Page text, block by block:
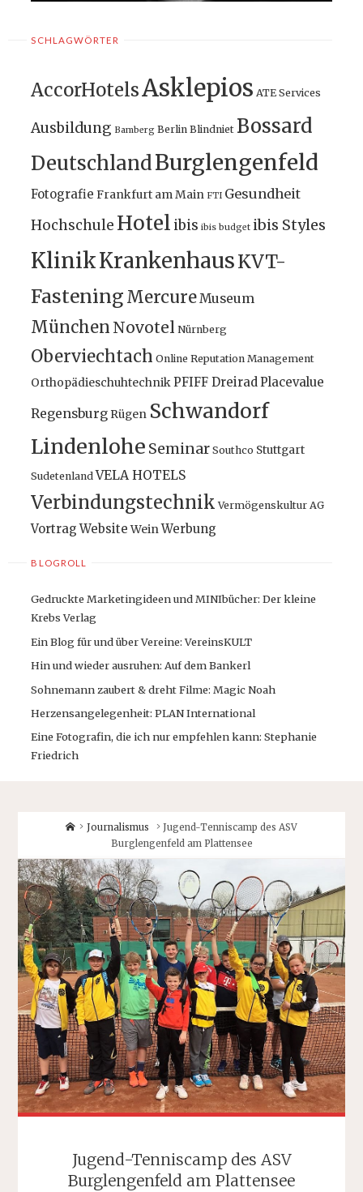
SCHLAGWÖRTER
AccorHotelsAsklepios ATE Services
Ausbildung Bamberg Berlin Blindniet Bossard
DeutschlandBurglengenfeld
Fotografie Frankfurt am Main FTI Gesundheit
Hochschule Hotel ibis ibis budget ibis Styles
KlinikKrankenhausKVT-
FasteningMercureMuseum
München Novotel Nürnberg
Oberviechtach Online Reputation Management
OrthopädieschuhtechnikPFIFF DreiradPlacevalue
Regensburg Rügen Schwandorf
Lindenlohe Seminar Southco Stuttgart
Sudetenland VELA HOTELS
Verbindungstechnik Vermögenskultur AG
Vortrag Website WeinWerbung
BLOGROLL
Gedruckte Marketingideen und MINIbücher: Der kleine
Krebs Verlag
Ein Blog für und über Vereine: VereinsKULT
Hin und wieder ausruhen: Auf dem Bankerl
Sohnemann zaubert & dreht Filme: Magic Noah
Herzensangelegenheit: PLAN International
Eine Fotografin, die ich nur empfehlen kann: Stephanie
Friedrich
HomeJournalismus
Jugend-Tenniscamp des ASV
Burglengenfeld am Plattensee
Jugend-Tenniscamp des ASV
Burglengenfeld am Plattensee